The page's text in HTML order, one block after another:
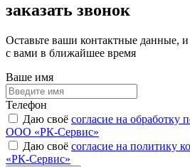
заказать звонок
Оставьте ваши контактные данные,
с вами в ближайшее время
Ваше имя
Телефон
Даю своё согласие на обработку
ООО «РК-Сервис»
Даю своё согласие на политику
«РК-Сервис»